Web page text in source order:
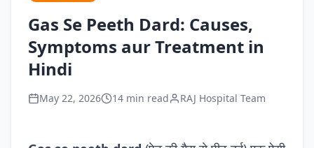
Gas Se Peeth Dard: Causes,
Symptoms aur Treatment in
Hindi
May 22, 2026 14 min read RAJ Hospital Team